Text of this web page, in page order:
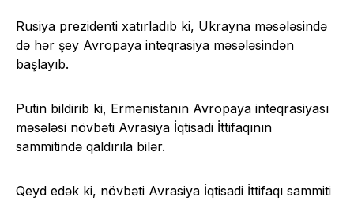
Rusiya prezidenti xatırladıb ki, Ukrayna məsələsində
də hər şey Avropaya inteqrasiya məsələsindən
başlayıb.
Putin bildirib ki, Ermənistanın Avropaya inteqrasiyası
məsələsi növbəti Avrasiya İqtisadi İttifaqının
sammitində qaldırıla bilər.
Qeyd edək ki, növbəti Avrasiya İqtisadi İttifaqı sammiti